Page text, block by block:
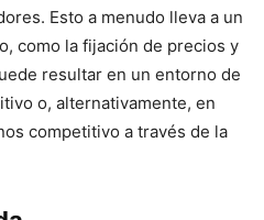
Esto a menudo lleva a un
como la fijación de precios y
resultar en un entorno de
o, alternativamente, en
competitivo a través de la